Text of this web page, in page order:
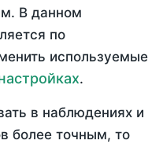
В данном
по
используемые
.
в наблюдениях и
более точным, то